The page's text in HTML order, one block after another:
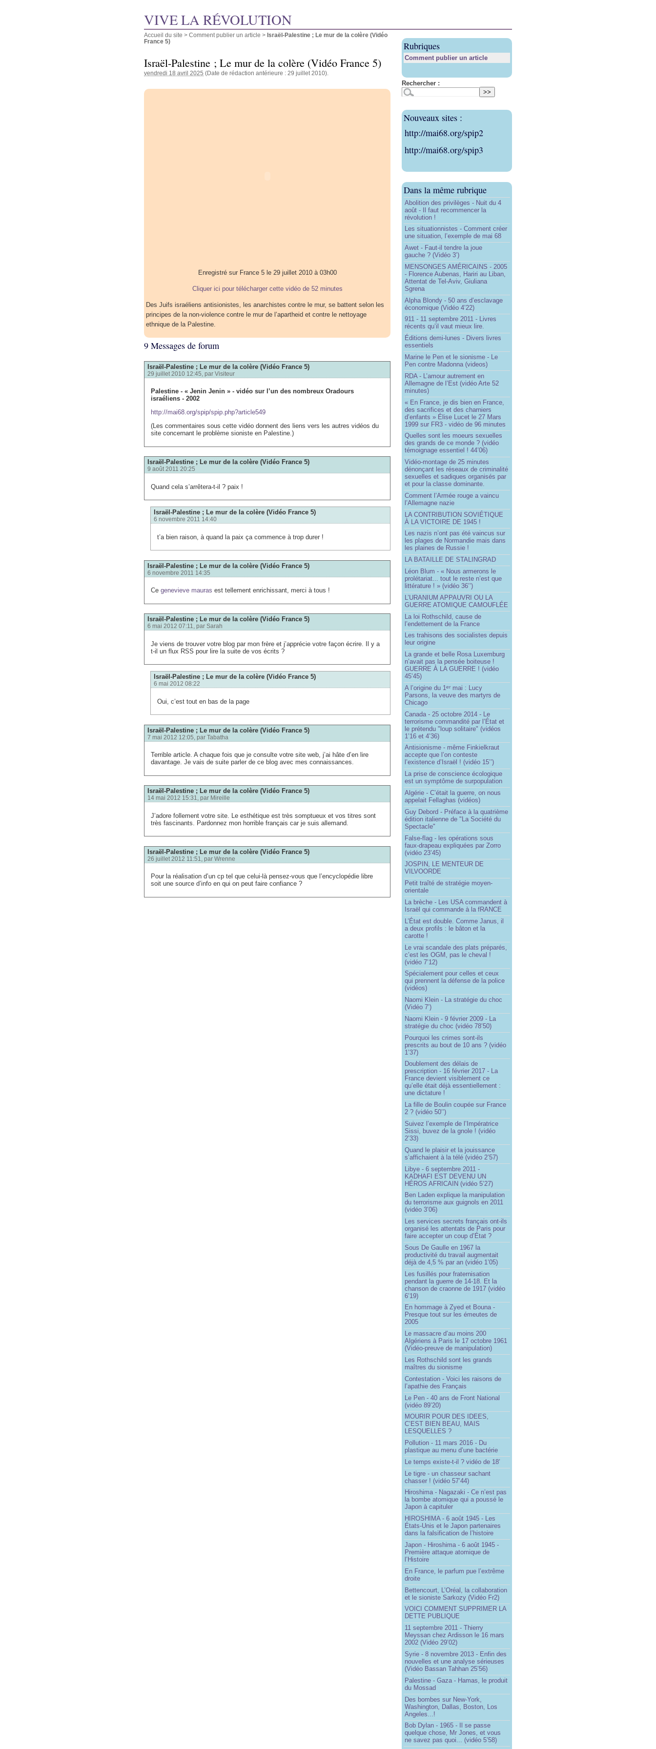
VIVE LA RÉVOLUTION
Accueil du site > Comment publier un article > Israël-Palestine ; Le mur de la colère (Vidéo
France 5)
Israël-Palestine ; Le mur de la colère (Vidéo France 5)
vendredi 18 avril 2025 (Date de rédaction antérieure : 29 juillet 2010).
Enregistré sur France 5 le 29 juillet 2010 à 03h00
Cliquer ici pour télécharger cette vidéo de 52 minutes
Des Juifs israéliens antisionistes, les anarchistes contre le mur, se battent selon les
principes de la non-violence contre le mur de l’apartheid et contre le nettoyage
ethnique de la Palestine.
9 Messages de forum
Israël-Palestine ; Le mur de la colère (Vidéo France 5)
29 juillet 2010 12:45, par Visiteur
Palestine - « Jenin Jenin » - vidéo sur l’un des nombreux Oradours
israéliens - 2002
http://mai68.org/spip/spip.php?article549
(Les commentaires sous cette vidéo donnent des liens vers les autres vidéos du
site concernant le problème sioniste en Palestine.)
Israël-Palestine ; Le mur de la colère (Vidéo France 5)
9 août 2011 20:25
Quand cela s’arrêtera-t-il ? paix !
Israël-Palestine ; Le mur de la colère (Vidéo France 5)
6 novembre 2011 14:40
t’a bien raison, à quand la paix ça commence à trop durer !
Israël-Palestine ; Le mur de la colère (Vidéo France 5)
6 novembre 2011 14:35
Ce genevieve mauras est tellement enrichissant, merci à tous !
Israël-Palestine ; Le mur de la colère (Vidéo France 5)
6 mai 2012 07:11, par Sarah
Je viens de trouver votre blog par mon frère et j’apprécie votre façon écrire. Il y a
t-il un flux RSS pour lire la suite de vos écrits ?
Israël-Palestine ; Le mur de la colère (Vidéo France 5)
6 mai 2012 08:22
Oui, c’est tout en bas de la page
Israël-Palestine ; Le mur de la colère (Vidéo France 5)
7 mai 2012 12:05, par Tabatha
Terrible article. A chaque fois que je consulte votre site web, j’ai hâte d’en lire
davantage. Je vais de suite parler de ce blog avec mes connaissances.
Israël-Palestine ; Le mur de la colère (Vidéo France 5)
14 mai 2012 15:31, par Mireille
J’adore follement votre site. Le esthétique est très somptueux et vos titres sont
très fascinants. Pardonnez mon horrible français car je suis allemand.
Israël-Palestine ; Le mur de la colère (Vidéo France 5)
26 juillet 2012 11:51, par Wrenne
Pour la réalisation d’un cp tel que celui-là pensez-vous que l’encyclopédie libre
soit une source d’info en qui on peut faire confiance ?
Rubriques
Comment publier un article
Rechercher :
Nouveaux sites :
http://mai68.org/spip2
http://mai68.org/spip3
Dans la même rubrique
Abolition des privilèges - Nuit du 4
août - Il faut recommencer la
révolution !
Les situationnistes - Comment créer
une situation, l’exemple de mai 68
Awet - Faut-il tendre la joue
gauche ? (Vidéo 3’)
MENSONGES AMÉRICAINS - 2005
- Florence Aubenas, Hariri au Liban,
Attentat de Tel-Aviv, Giuliana
Sgrena
Alpha Blondy - 50 ans d’esclavage
économique (Vidéo 4’22)
911 - 11 septembre 2011 - Livres
récents qu’il vaut mieux lire.
Éditions demi-lunes - Divers livres
essentiels
Marine le Pen et le sionisme - Le
Pen contre Madonna (videos)
RDA - L’amour autrement en
Allemagne de l’Est (vidéo Arte 52
minutes)
« En France, je dis bien en France,
des sacrifices et des charniers
d’enfants » Élise Lucet le 27 Mars
1999 sur FR3 - vidéo de 96 minutes
Quelles sont les moeurs sexuelles
des grands de ce monde ? (vidéo
témoignage essentiel ! 44’06)
Vidéo-montage de 25 minutes
dénonçant les réseaux de criminalité
sexuelles et sadiques organisés par
et pour la classe dominante.
Comment l’Armée rouge a vaincu
l’Allemagne nazie
LA CONTRIBUTION SOVIÉTIQUE
À LA VICTOIRE DE 1945 !
Les nazis n’ont pas été vaincus sur
les plages de Normandie mais dans
les plaines de Russie !
LA BATAILLE DE STALINGRAD
Léon Blum - « Nous armerons le
prolétariat... tout le reste n’est que
littérature ! » (vidéo 36’’)
L’URANIUM APPAUVRI OU LA
GUERRE ATOMIQUE CAMOUFLÉE
La loi Rothschild, cause de
l’endettement de la France
Les trahisons des socialistes depuis
leur origine
La grande et belle Rosa Luxemburg
n’avait pas la pensée boiteuse !
GUERRE À LA GUERRE ! (vidéo
45’45)
A l’origine du 1er mai : Lucy
Parsons, la veuve des martyrs de
Chicago
Canada - 25 octobre 2014 - Le
terrorisme commandité par l’État et
le prétendu "loup solitaire" (vidéos
1’16 et 4’36)
Antisionisme - même Finkielkraut
accepte que l’on conteste
l’existence d’Israël ! (vidéo 15’’)
La prise de conscience écologique
est un symptôme de surpopulation
Algérie - C’était la guerre, on nous
appelait Fellaghas (vidéos)
Guy Debord - Préface à la quatrième
édition italienne de "La Société du
Spectacle"
False-flag - les opérations sous
faux-drapeau expliquées par Zorro
(vidéo 23’45)
JOSPIN, LE MENTEUR DE
VILVOORDE
Petit traîté de stratégie moyen-
orientale
La brèche - Les USA commandent à
Israël qui commande à la fRANCE
L’État est double. Comme Janus, il
a deux profils : le bâton et la
carotte !
Le vrai scandale des plats préparés,
c’est les OGM, pas le cheval !
(vidéo 7’12)
Spécialement pour celles et ceux
qui prennent la défense de la police
(vidéos)
Naomi Klein - La stratégie du choc
(Vidéo 7’)
Naomi Klein - 9 février 2009 - La
stratégie du choc (vidéo 78’50)
Pourquoi les crimes sont-ils
prescrits au bout de 10 ans ? (vidéo
1’37)
Doublement des délais de
prescription - 16 février 2017 - La
France devient visiblement ce
qu’elle était déjà essentiellement :
une dictature !
La fille de Boulin coupée sur France
2 ? (vidéo 50’’)
Suivez l’exemple de l’Impératrice
Sissi, buvez de la gnole ! (vidéo
2’33)
Quand le plaisir et la jouissance
s’affichaient à la télé (vidéo 2’57)
Libye - 6 septembre 2011 -
KADHAFI EST DEVENU UN
HÉROS AFRICAIN (vidéo 5’27)
Ben Laden explique la manipulation
du terrorisme aux guignols en 2011
(vidéo 3’06)
Les services secrets français ont-ils
organisé les attentats de Paris pour
faire accepter un coup d’État ?
Sous De Gaulle en 1967 la
productivité du travail augmentait
déjà de 4,5 % par an (vidéo 1’05)
Les fusillés pour fraternisation
pendant la guerre de 14-18. Et la
chanson de craonne de 1917 (vidéo
6’19)
En hommage à Zyed et Bouna -
Presque tout sur les émeutes de
2005
Le massacre d’au moins 200
Algériens à Paris le 17 octobre 1961
(Vidéo-preuve de manipulation)
Les Rothschild sont les grands
maîtres du sionisme
Contestation - Voici les raisons de
l’apathie des Français
Le Pen - 40 ans de Front National
(vidéo 89’20)
MOURIR POUR DES IDEES,
C’EST BIEN BEAU, MAIS
LESQUELLES ?
Pollution - 11 mars 2016 - Du
plastique au menu d’une bactérie
Le temps existe-t-il ? vidéo de 18’
Le tigre - un chasseur sachant
chasser ! (vidéo 57’44)
Hiroshima - Nagazaki - Ce n’est pas
la bombe atomique qui a poussé le
Japon à capituler
HIROSHIMA - 6 août 1945 - Les
États-Unis et le Japon partenaires
dans la falsification de l’histoire
Japon - Hiroshima - 6 août 1945 -
Première attaque atomique de
l’Histoire
En France, le parfum pue l’extrême
droite
Bettencourt, L’Oréal, la collaboration
et le sioniste Sarkozy (Vidéo Fr2)
VOICI COMMENT SUPPRIMER LA
DETTE PUBLIQUE
11 septembre 2011 - Thierry
Meyssan chez Ardisson le 16 mars
2002 (Vidéo 29’02)
Syrie - 8 novembre 2013 - Enfin des
nouvelles et une analyse sérieuses
(Vidéo Bassan Tahhan 25’56)
Palestine - Gaza - Hamas, le produit
du Mossad
Des bombes sur New-York,
Washington, Dallas, Boston, Los
Angeles...!
Bob Dylan - 1965 - Il se passe
quelque chose, Mr Jones, et vous
ne savez pas quoi... (vidéo 5’58)